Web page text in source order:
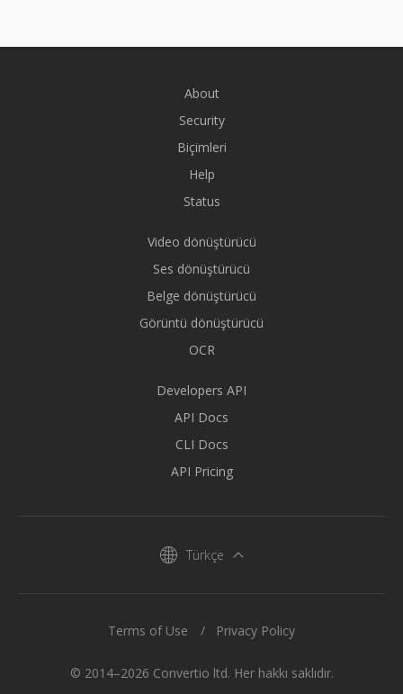
About
Security
Biçimleri
Help
Status
Video dönüştürücü
Ses dönüştürücü
Belge dönüştürücü
Görüntü dönüştürücü
OCR
Developers API
API Docs
CLI Docs
API Pricing
Türkçe
© 2014–2026 Convertio ltd. Her hakkı saklıdır.
Terms of Use Privacy Policy